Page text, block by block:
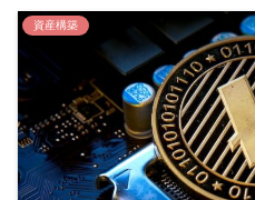
資産構築